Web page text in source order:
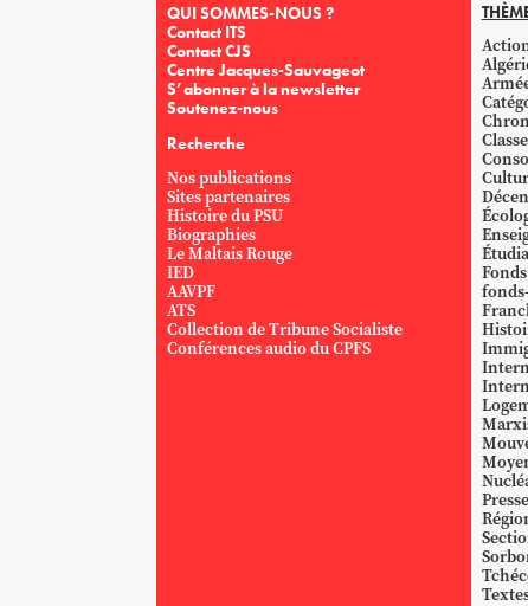
QUI SOMMES-NOUS ?
Contact ITS
Contact CJS
Centre Jacques-Sauvageot
S’abonner à la newsletter
Soutenez-nous
Recherche
Nos publications
Sites partenaires
Histoire du PSU
Biographies
Le Maltais Rouge
IED
AAVPF
ATS
Collection de Tribune Socialiste
Conférences audio du CPFS
Presse